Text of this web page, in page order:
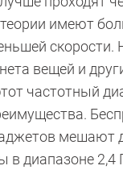
теории имеют
скорости.
вещей и
частотный
мешают
в диапазоне 2,4